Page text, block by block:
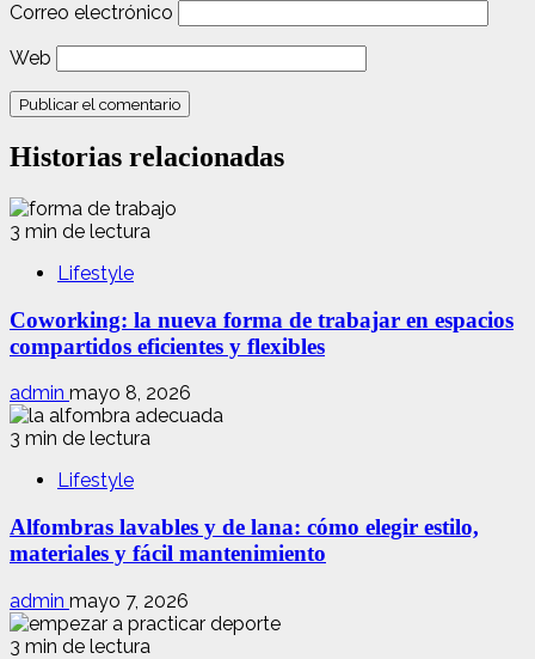
Correo electrónico
Web
Historias relacionadas
3 min de lectura
Lifestyle
Coworking: la nueva forma de trabajar en espacios
compartidos eficientes y flexibles
admin mayo 8, 2026
3 min de lectura
Lifestyle
Alfombras lavables y de lana: cómo elegir estilo,
materiales y fácil mantenimiento
admin mayo 7, 2026
3 min de lectura